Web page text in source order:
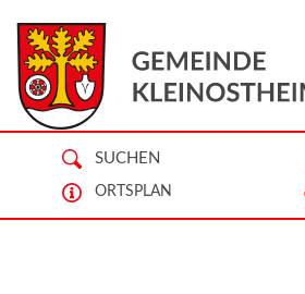
SUCHEN
ORTSPLAN